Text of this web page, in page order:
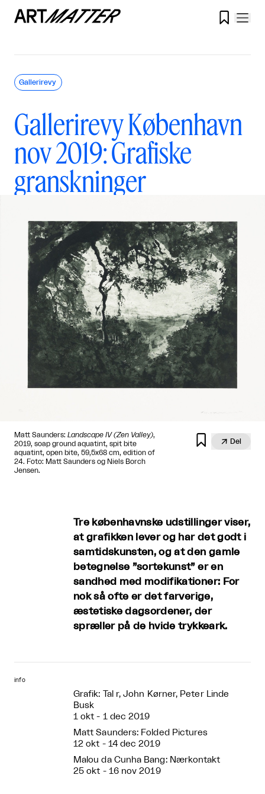

Gallerirevy København
nov 2019: Grafiske
granskninger
Gallerirevy
Matt Saunders: Landscape IV (Zen Valley),
2019, soap ground aquatint, spit bite
aquatint, open bite, 59,5x68 cm, edition of
24. Foto: Matt Saunders og Niels Borch
Jensen.
  Del
Tre københavnske udstillinger viser,
at grafikken lever og har det godt i
samtidskunsten, og at den gamle
betegnelse ”sortekunst” er en
sandhed med modifikationer: For
nok så ofte er det farverige,
æstetiske dagsordener, der
spræller på de hvide trykkeark.
info
Grafik: Tal r, John Kørner, Peter Linde
Busk
1 okt - 1 dec 2019
Matt Saunders: Folded Pictures
12 okt - 14 dec 2019
Malou da Cunha Bang: Nærkontakt
25 okt - 16 nov 2019